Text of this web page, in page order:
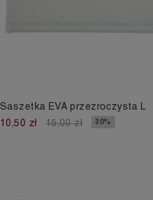
Saszetka EVA przezroczysta L
10,50 zł
15,00 zł 30%